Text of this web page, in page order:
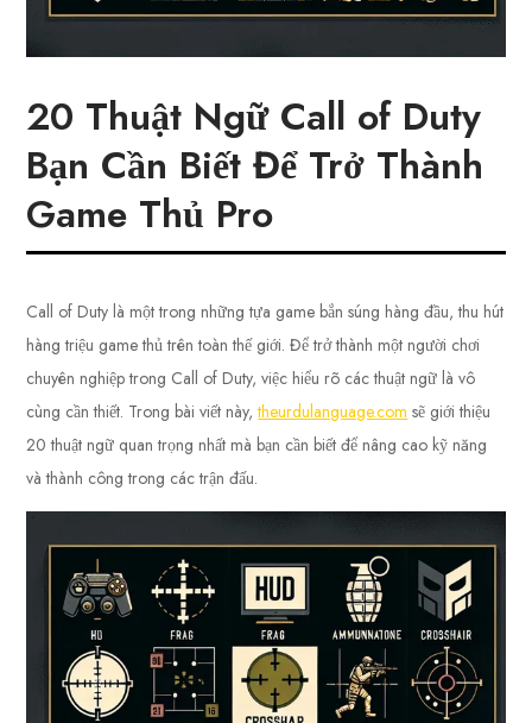
20 Thuật Ngữ Call of Duty
Bạn Cần Biết Để Trở Thành
Game Thủ Pro
Call of Duty là một trong những tựa game bắn súng hàng đầu, thu hút
hàng triệu game thủ trên toàn thế giới. Để trở thành một người chơi
chuyên nghiệp trong Call of Duty, việc hiểu rõ các thuật ngữ là vô
cùng cần thiết. Trong bài viết này,theurdulanguage.com sẽ giới thiệu
20 thuật ngữ quan trọng nhất mà bạn cần biết để nâng cao kỹ năng
và thành công trong các trận đấu.